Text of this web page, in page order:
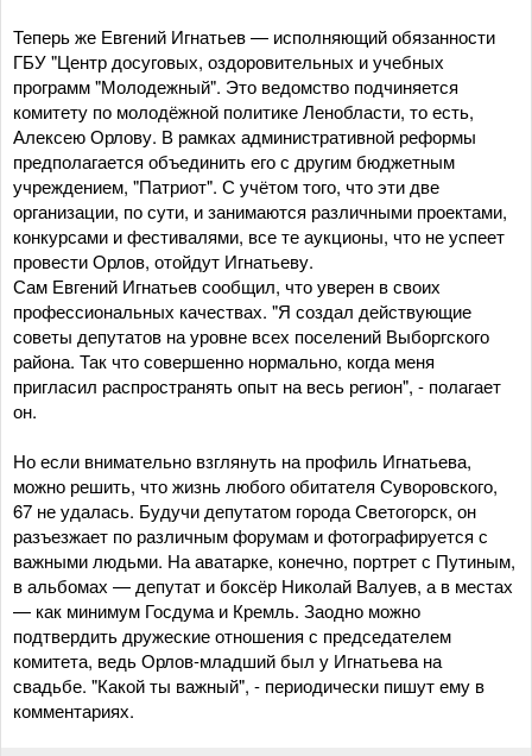
Теперь же Евгений Игнатьев — исполняющий обязанности
ГБУ "Центр досуговых, оздоровительных и учебных
программ "Молодежный". Это ведомство подчиняется
комитету по молодёжной политике Ленобласти, то есть,
Алексею Орлову. В рамках административной реформы
предполагается объединить его с другим бюджетным
учреждением, "Патриот". С учётом того, что эти две
организации, по сути, и занимаются различными проектами,
конкурсами и фестивалями, все те аукционы, что не успеет
провести Орлов, отойдут Игнатьеву.
Сам Евгений Игнатьев сообщил, что уверен в своих
профессиональных качествах. "Я создал действующие
советы депутатов на уровне всех поселений Выборгского
района. Так что совершенно нормально, когда меня
пригласил распространять опыт на весь регион", - полагает
он.
Но если внимательно взглянуть на профиль Игнатьева,
можно решить, что жизнь любого обитателя Суворовского,
67 не удалась. Будучи депутатом города Светогорск, он
разъезжает по различным форумам и фотографируется с
важными людьми. На аватарке, конечно, портрет с Путиным,
в альбомах — депутат и боксёр Николай Валуев, а в местах
— как минимум Госдума и Кремль. Заодно можно
подтвердить дружеские отношения с председателем
комитета, ведь Орлов-младший был у Игнатьева на
свадьбе. "Какой ты важный", - периодически пишут ему в
комментариях.